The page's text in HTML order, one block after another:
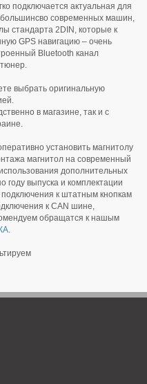
подключается актуальная для
современных машин,
стандарта 2DIN, которые к
GPS навигацию – очень
Bluetooth канал
выбрать оригинальную
в магазине, так и с
установить магнитолу
магнитол на современный
дополнительных
году выпуска и комплектации
к штатным кнопкам
к CAN шине,
обращатся к нашым
.